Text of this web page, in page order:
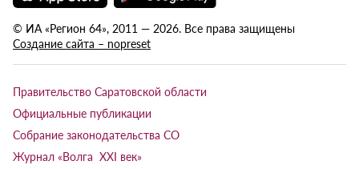
© ИА «Регион 64», 2011 — 2026. Все права защищены
Создание сайта – nopreset
Правительство Саратовской области
Официальные публикации
Собрание законодательства СО
Журнал «Волга XXI век»